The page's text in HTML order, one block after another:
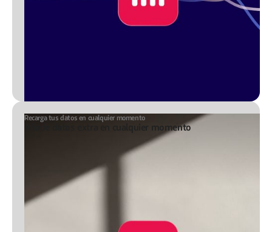
Recarga tus datos en cualquier momento
Añade datos extra en cualquier momento